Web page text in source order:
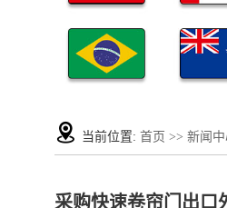
当前位置: 首页 >> 新闻
采购快速卷帘门出口